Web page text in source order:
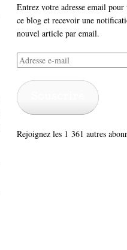
Entrez votre adresse email pour
ce blog et recevoir une
nouvel article par email.
Adresse
e-
mail
Rejoignez les 1 361 autres